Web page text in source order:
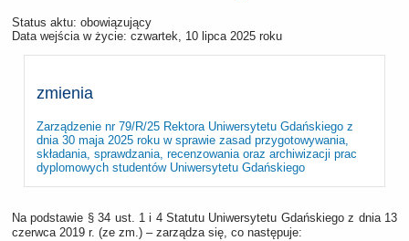
Status aktu: obowiązujący
Data wejścia w życie: czwartek, 10 lipca 2025 roku
zmienia
Zarządzenie nr 79/R/25 Rektora Uniwersytetu Gdańskiego z
dnia 30 maja 2025 roku w sprawie zasad przygotowywania,
składania, sprawdzania, recenzowania oraz archiwizacji prac
dyplomowych studentów Uniwersytetu Gdańskiego
Na podstawie § 34 ust. 1 i 4 Statutu Uniwersytetu Gdańskiego z dnia 13
czerwca 2019 r. (ze zm.) – zarządza się, co następuje: